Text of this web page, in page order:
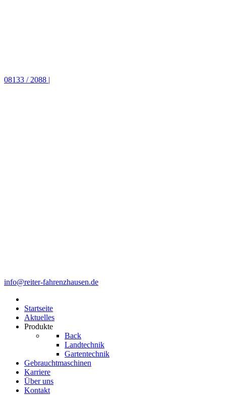
08133 / 2088 |
info@reiter-fahrenzhausen.de
Startseite
Aktuelles
Produkte
Back
Landtechnik
Gartentechnik
Gebrauchtmaschinen
Karriere
Über uns
Kontakt